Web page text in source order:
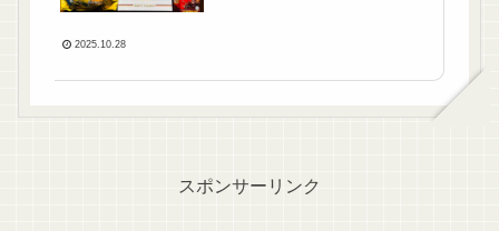
2025.10.28
スポンサーリンク